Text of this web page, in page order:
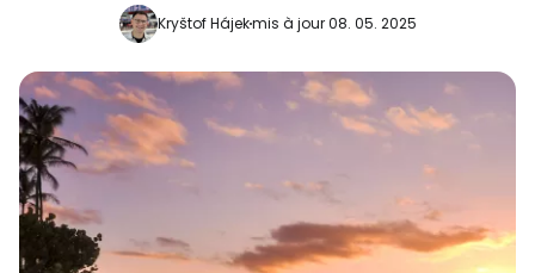
Kryštof Hájekmis à jour 08. 05. 2025
Continuer avec Google
Continuer avec Facebook
Poursuivre avec le courrier
électronique